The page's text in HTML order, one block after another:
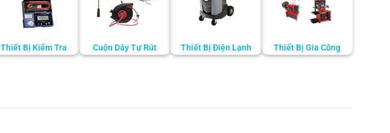
Thiết Bị Kiểm Tra Cuộn Dây Tự Rút Thiết Bị Điện Lạnh Thiết Bị Gia Công